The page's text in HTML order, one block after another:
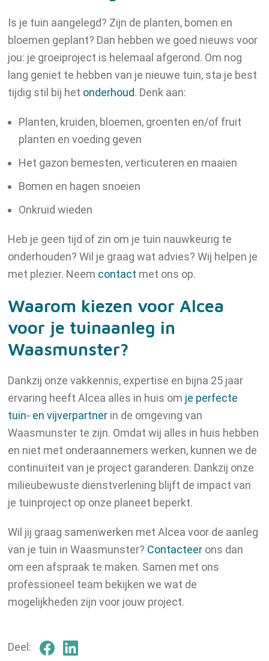
Is je tuin aangelegd? Zijn de planten, bomen en
bloemen geplant? Dan hebben we goed nieuws voor
jou: je groeiproject is helemaal afgerond. Om nog
lang geniet te hebben van je nieuwe tuin, sta je best
tijdig stil bij het onderhoud. Denk aan:
Planten, kruiden, bloemen, groenten en/of fruit
planten en voeding geven
Het gazon bemesten, verticuteren en maaien
Bomen en hagen snoeien
Onkruid wieden
Heb je geen tijd of zin om je tuin nauwkeurig te
onderhouden? Wil je graag wat advies? Wij helpen je
met plezier. Neem contact met ons op.
Waarom kiezen voor Alcea
voor je tuinaanleg in
Waasmunster?
Dankzij onze vakkennis, expertise en bijna 25 jaar
ervaring heeft Alcea alles in huis om je perfecte
tuin- en vijverpartner in de omgeving van
Waasmunster te zijn. Omdat wij alles in huis hebben
en niet met onderaannemers werken, kunnen we de
continuïteit van je project garanderen. Dankzij onze
milieubewuste dienstverlening blijft de impact van
je tuinproject op onze planeet beperkt.
Wil jij graag samenwerken met Alcea voor de aanleg
van je tuin in Waasmunster? Contacteer ons dan
om een afspraak te maken. Samen met ons
professioneel team bekijken we wat de
mogelijkheden zijn voor jouw project.
Deel: